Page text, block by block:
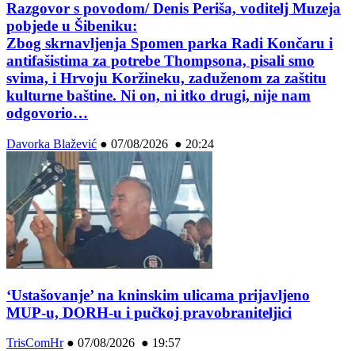
Razgovor s povodom/ Denis Periša, voditelj Muzeja
pobjede u Šibeniku:
Zbog skrnavljenja Spomen parka Radi Končaru i
antifašistima za potrebe Thompsona, pisali smo
svima, i Hrvoju Koržineku, zaduženom za zaštitu
kulturne baštine. Ni on, ni itko drugi, nije nam
odgovorio…
Davorka Blažević ● 07/08/2026 ● 20:24
‘Ustašovanje’ na kninskim ulicama prijavljeno
MUP-u, DORH-u i pučkoj pravobraniteljici
TrisComHr● 07/08/2026 ● 19:57